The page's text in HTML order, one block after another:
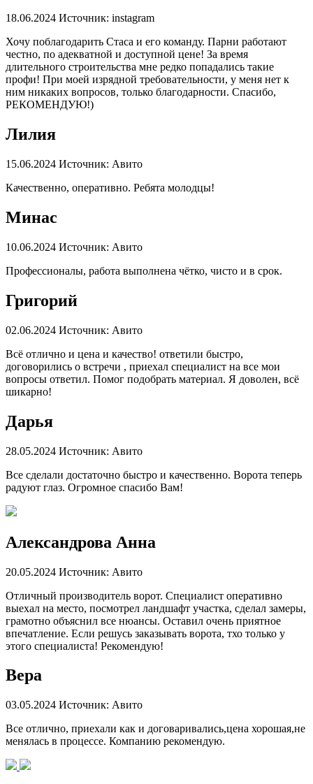
18.06.2024 Источник: instagram
Хочу поблагодарить Стаса и его команду. Парни работают
честно, по адекватной и доступной цене! За время
длительного строительства мне редко попадались такие
профи! При моей изрядной требовательности, у меня нет к
ним никаких вопросов, только благодарности. Спасибо,
РЕКОМЕНДУЮ!)
Лилия
15.06.2024 Источник: Авито
Качественно, оперативно. Ребята молодцы!
Минас
10.06.2024 Источник: Авито
Профессионалы, работа выполнена чётко, чисто и в срок.
Григорий
02.06.2024 Источник: Авито
Всë отлично и цена и качество! ответили быстро,
договорились о встречи , приехал специалист на все мои
вопросы ответил. Помог подобрать материал. Я доволен, всë
шикарно!
Дарья
28.05.2024 Источник: Авито
Все сделали достаточно быстро и качественно. Ворота теперь
радуют глаз. Огромное спасибо Вам!
Александрова Анна
20.05.2024 Источник: Авито
Отличный производитель ворот. Специалист оперативно
выехал на место, посмотрел ландшафт участка, сделал замеры,
грамотно объяснил все нюансы. Оставил очень приятное
впечатление. Если решусь заказывать ворота, тхо только у
этого специалиста! Рекомендую!
Вера
03.05.2024 Источник: Авито
Все отлично, приехали как и договаривались,цена хорошая,не
менялась в процессе. Компанию рекомендую.